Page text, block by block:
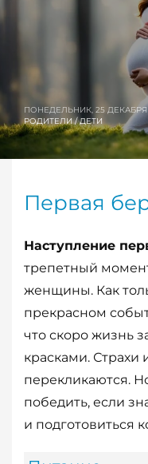
ПОНЕДЕЛЬНИК, 25 ДЕКАБРЯ
РОДИТЕЛИ / ДЕТИ
Первая
Наступление
трепетный
женщины. Как
прекрасном
что скоро жизнь
красками. Страхи
перекликаются.
победить, если
и подготовиться